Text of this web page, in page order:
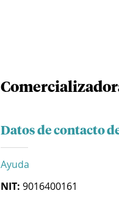
Datos de contacto
Ayuda
NIT: 9016400161